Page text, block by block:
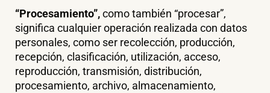
“Procesamiento”,como también “procesar”,
significa cualquier operación realizada con datos
personales, como ser recolección, producción,
recepción, clasificación, utilización, acceso,
reproducción, transmisión, distribución,
procesamiento, archivo, almacenamiento,